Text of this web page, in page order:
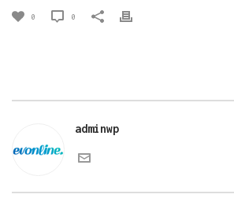
0 0
adminwp